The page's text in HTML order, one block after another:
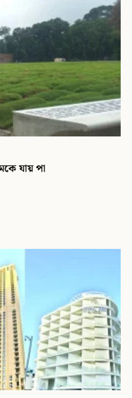
যায় পা